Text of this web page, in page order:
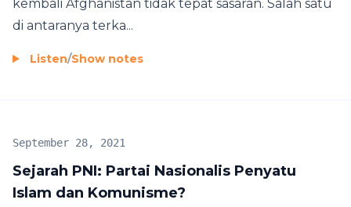
kembali Afghanistan tidak tepat sasaran. Salah satu
di antaranya terka...
Listen/Show notes
Sejarah PNI: Partai Nasionalis Penyatu
Islam dan Komunisme?
September 28, 2021